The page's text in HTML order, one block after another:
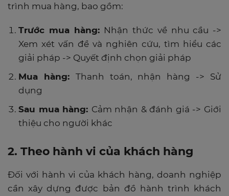
trình mua hàng, bao gồm:
Trước mua hàng: Nhận thức về nhu cầu ->
Xem xét vấn đề và nghiên cứu, tìm hiểu các
giải pháp -> Quyết định chọn giải pháp
Mua hàng: Thanh toán, nhận hàng -> Sử
dụng
Sau mua hàng: Cảm nhận & đánh giá -> Giới
thiệu cho người khác
2. Theo hành vi của khách hàng
Đối với hành vi của khách hàng, doanh nghiệp
cần xây dựng được bản đồ hành trình khách